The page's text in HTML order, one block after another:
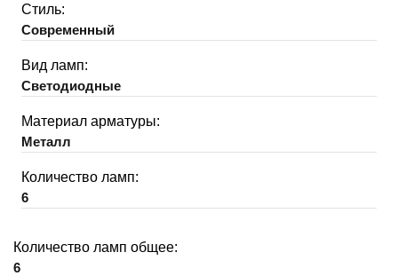
Стиль:
Современный
Вид ламп:
Светодиодные
Материал арматуры:
Металл
Количество ламп:
6
Количество ламп общее:
6